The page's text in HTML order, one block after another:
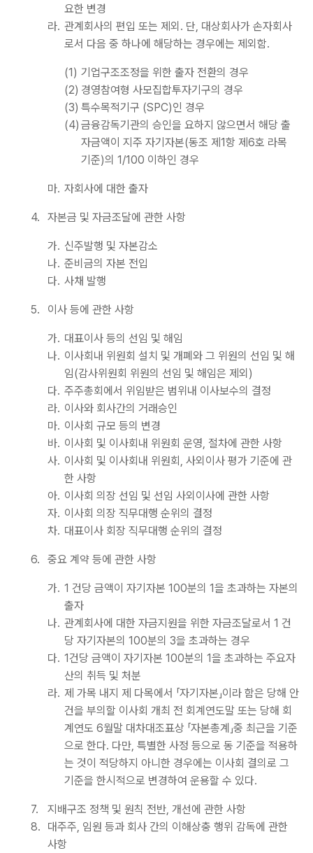
요한 변경
라. 관계회사의 편입 또는 제외. 단, 대상회사가 손자회사
로서 다음 중 하나에 해당하는 경우에는 제외함.
(1) 기업구조조정을 위한 출자 전환의 경우
(2) 경영참여형 사모집합투자기구의 경우
(3) 특수목적기구 (SPC)인 경우
(4) 금융감독기관의 승인을 요하지 않으면서 해당 출
자금액이 지주 자기자본(동조 제1항 제6호 라목
기준)의 1/100 이하인 경우
마. 자회사에 대한 출자
4. 자본금 및 자금조달에 관한 사항
가. 신주발행 및 자본감소
나. 준비금의 자본 전입
다. 사채 발행
5. 이사 등에 관한 사항
가. 대표이사 등의 선임 및 해임
나. 이사회내 위원회 설치 및 개폐와 그 위원의 선임 및 해
임(감사위원회 위원의 선임 및 해임은 제외)
다. 주주총회에서 위임받은 범위내 이사보수의 결정
라. 이사와 회사간의 거래승인
마. 이사회 규모 등의 변경
바. 이사회 및 이사회내 위원회 운영, 절차에 관한 사항
사. 이사회 및 이사회내 위원회, 사외이사 평가 기준에 관
한 사항
아. 이사회 의장 선임 및 선임 사외이사에 관한 사항
자. 이사회 의장 직무대행 순위의 결정
차. 대표이사 회장 직무대행 순위의 결정
6. 중요 계약 등에 관한 사항
가. 1 건당 금액이 자기자본 100분의 1을 초과하는 자본의
출자
나. 관계회사에 대한 자금지원을 위한 자금조달로서 1 건
당 자기자본의 100분의 3을 초과하는 경우
다. 1건당 금액이 자기자본 100분의 1을 초과하는 주요자
산의 취득 및 처분
라. 제 가목 내지 제 다목에서 「자기자본」이라 함은 당해 안
건을 부의할 이사회 개최 전 회계연도말 또는 당해 회
계연도 6월말 대차대조표상 「자본총계」중 최근을 기준
으로 한다. 다만, 특별한 사정 등으로 동 기준을 적용하
는 것이 적당하지 아니한 경우에는 이사회 결의로 그
기준을 한시적으로 변경하여 운용할 수 있다.
7.
지배구조 정책 및 원칙 전반, 개선에 관한 사항
8.
대주주, 임원 등과 회사 간의 이해상충 행위 감독에 관한
사항